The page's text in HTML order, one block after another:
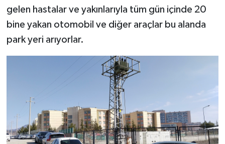
gelen hastalar ve yakınlarıyla tüm gün içinde 20
bine yakan otomobil ve diğer araçlar bu alanda
park yeri arıyorlar.